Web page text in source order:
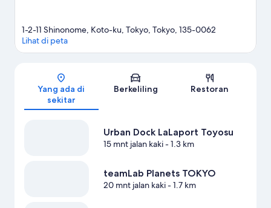
Peta
1-2-11 Shinonome, Koto-ku, Tokyo, Tokyo, 135-0062
Lihat di peta
Yang ada di
sekitar
Berkeliling Restoran
Urban Dock LaLaport Toyosu
15 mnt jalan kaki- 1.3 km
teamLab Planets TOKYO
20 mnt jalan kaki- 1.7 km